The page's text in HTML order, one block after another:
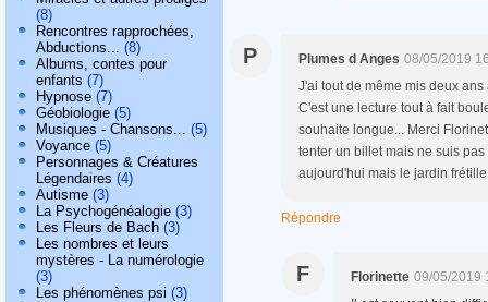
(8)
Rencontres rapprochées,
Abductions... (8)
Albums, contes pour
enfants (7)
Hypnose (7)
Géobiologie (5)
Musiques - Chansons... (5)
Voyance (5)
Personnages & Créatures
Légendaires (4)
Autisme (3)
La Psychogénéalogie (3)
Les Fleurs de Bach (3)
Les nombres et leurs
mystères - La numérologie
(3)
Les phénomènes psi (3)
P Plumes d Anges 08/05/2019
J'ai tout de même mis deux
C'est une lecture tout à fait
souhaite longue... Merci
tenter un billet mais ne suis
aujourd'hui mais le jardin
Répondre
F Florinette 09/05/2019